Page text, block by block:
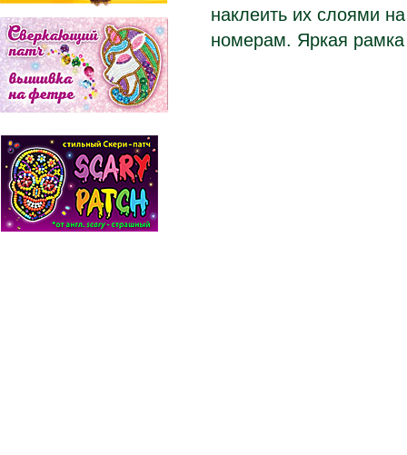
наклеить их слоями
номерам. Яркая